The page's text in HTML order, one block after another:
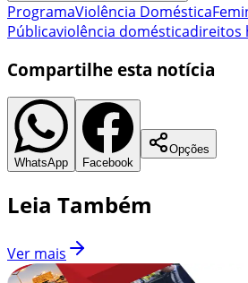
ProgramaViolência Doméstica
Públicaviolência domésticadireitos
Compartilhe esta notícia
WhatsApp Facebook
Opções
Leia Também
Ver mais